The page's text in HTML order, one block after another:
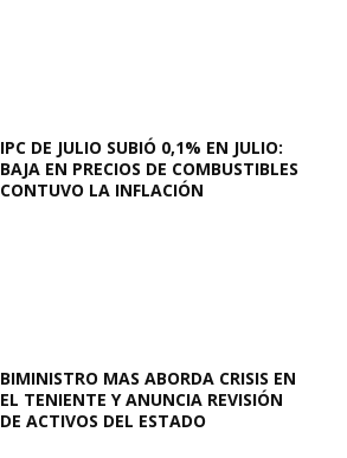
IPC DE JULIO SUBIÓ 0,1% EN JULIO:
BAJA EN PRECIOS DE COMBUSTIBLES
CONTUVO LA INFLACIÓN
BIMINISTRO MAS ABORDA CRISIS EN
EL TENIENTE Y ANUNCIA REVISIÓN
DE ACTIVOS DEL ESTADO